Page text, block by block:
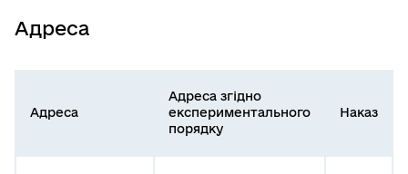
Адреса
Адреса
Адреса згідно
експериментального
порядку
Наказ